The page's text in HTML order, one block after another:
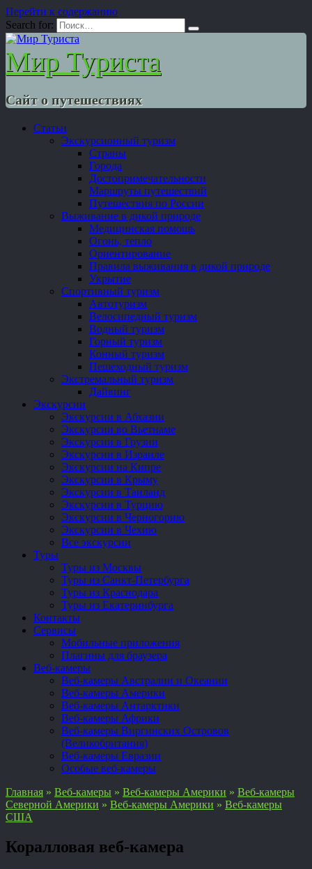
Перейти к содержанию
Search for:
Мир Туриста
Сайт о путешествиях
Статьи
Экскурсионный туризм
Страны
Города
Достопримечательности
Маршруты путешествий
Путешествия по России
Выживание в дикой природе
Медицинская помощь
Огонь, тепло
Ориентирование
Правила выживания в дикой природе
Укрытие
Спортивный туризм
Автотуризм
Велосипедный туризм
Водный туризм
Горный туризм
Конный туризм
Пешеходный туризм
Экстремальный туризм
Дайвинг
Экскурсии
Экскурсии в Абхазии
Экскурсии во Вьетнаме
Экскурсии в Грузии
Экскурсии в Израиле
Экскурсии на Кипре
Экскурсии в Крыму
Экскурсии в Таиланд
Экскурсии в Турцию
Экскурсии в Черногорию
Экскурсии в Чехию
Все экскурсии
Туры
Туры из Москвы
Туры из Санкт-Петербурга
Туры из Краснодара
Туры из Екатеринбурга
Контакты
Сервисы
Мобильные приложения
Плагины для браузера
Веб-камеры
Веб-камеры Австралии и Океании
Веб-камеры Америки
Веб-камеры Антарктики
Веб-камеры Африки
Веб-камеры Виргинских Островов
(Великобритания)
Веб-камеры Евразии
Особые веб-камеры
Главная » Веб-камеры » Веб-камеры Америки » Веб-камеры
Северной Америки » Веб-камеры Америки » Веб-камеры
США
Коралловая веб-камера